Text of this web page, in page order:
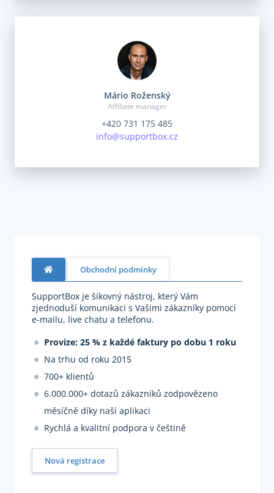
Mário Roženský
Affiliate manager
+420 731 175 485
info@supportbox.cz
Obchodní podmínky
SupportBox je šikovný nástroj, který Vám
zjednoduší komunikaci s Vašimi zákazníky pomocí
e-mailu, live chatu a telefonu.
Provize: 25 % z každé faktury po dobu 1 roku
Na trhu od roku 2015
700+ klientů
6.000.000+ dotazů zákazníků zodpovězeno
měsíčně díky naší aplikaci
Rychlá a kvalitní podpora v češtině
Nová registrace